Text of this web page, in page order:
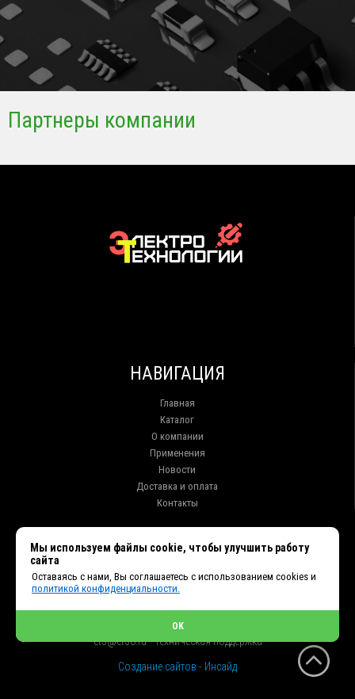
Партнеры компании
НАВИГАЦИЯ
Главная
Каталог
О компании
Применения
Новости
Доставка и оплата
Контакты
+7 (914) 010-76-83, 8 (3952) 93-27-93 - Отдел продаж
+7 (950) 075-85-99 - Техническая поддержка
et2@et38.ru - Отдел продаж
et3@et38.ru - Техническая поддержка
Создание сайтов - Инсайд
Мы используем файлы cookie, чтобы улучшить работу
сайта
Оставаясь с нами, Вы соглашаетесь с использованием cookies и
политикой конфиденциальности.
OK